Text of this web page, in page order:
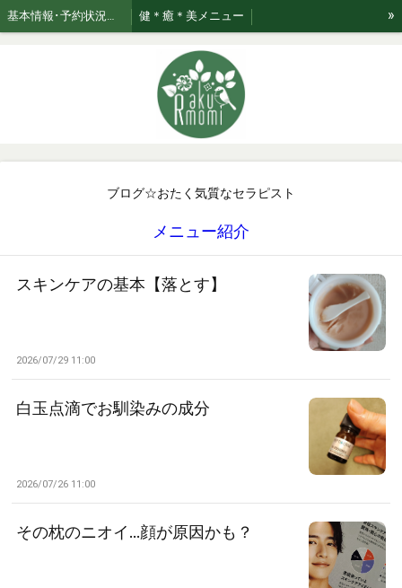
基本情報･予約状況・ページのご案内 健＊癒＊美メニュー
ご案内 セラピスト紹介
»
ブログ☆おたく気質なセラピスト
メニュー紹介
スキンケアの基本【落とす】
2026/07/29 11:00
白玉点滴でお馴染みの成分
2026/07/26 11:00
その枕のニオイ…顔が原因かも？